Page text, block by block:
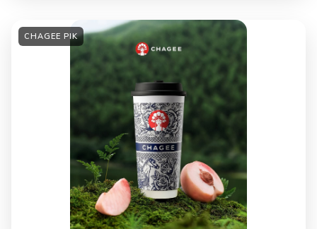
CHAGEE PIK